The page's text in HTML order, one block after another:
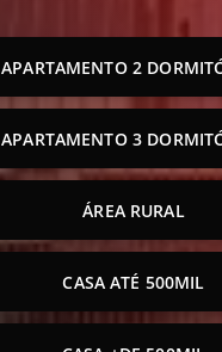
APARTAMENTO 2
APARTAMENTO 3
ÁREA RURAL
CASA ATÉ 500MIL